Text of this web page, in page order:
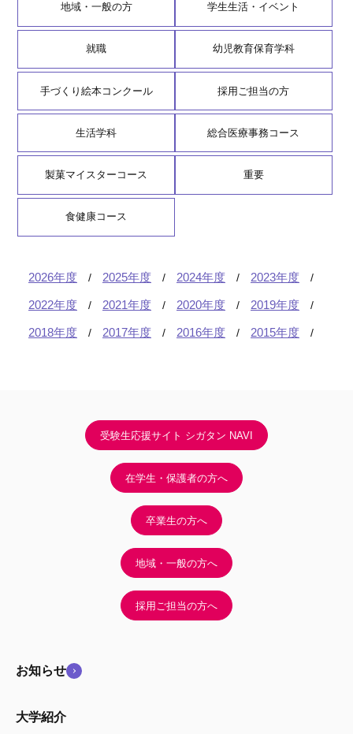
地域・一般の方 学生生活・イベント
就職 幼児教育保育学科
手づくり絵本コンクール 採用ご担当の方
生活学科 総合医療事務コース
製菓マイスターコース 重要
食健康コース
2026年度 2025年度 2024年度 2023年度
2022年度 2021年度 2020年度 2019年度
2018年度 2017年度 2016年度 2015年度
受験生応援サイト シガタン NAVI
在学生・保護者の方へ
卒業生の方へ
地域・一般の方へ
採用ご担当の方へ
お知らせ
大学紹介